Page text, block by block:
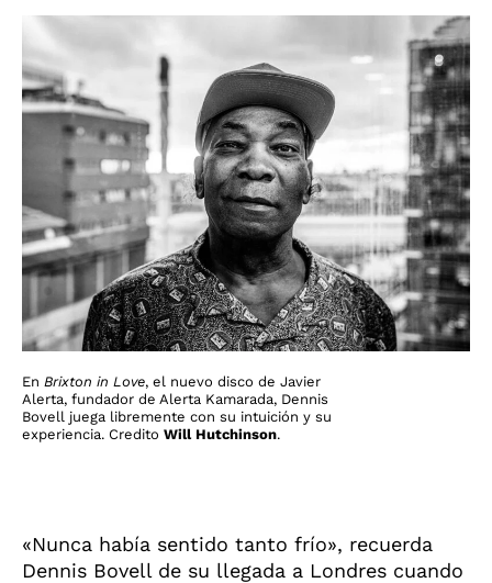
En Brixton in Love, el nuevo disco de Javier
Alerta, fundador de Alerta Kamarada, Dennis
Bovell juega libremente con su intuición y su
experiencia. Credito Will Hutchinson.
«Nunca había sentido tanto frío», recuerda
Dennis Bovell de su llegada a Londres cuando